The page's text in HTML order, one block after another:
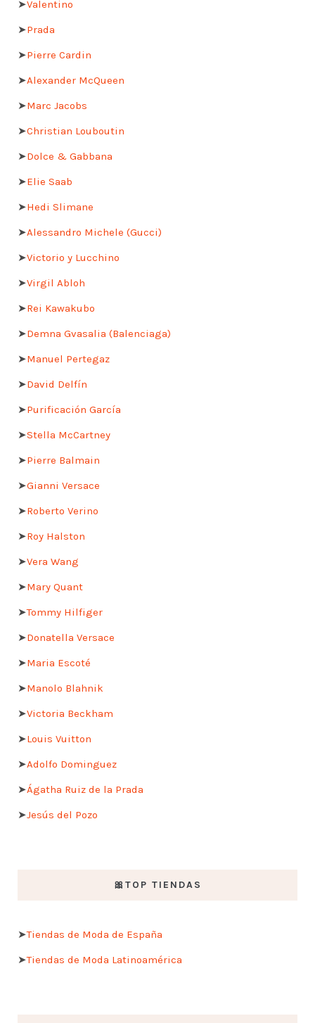
➤Valentino
➤Prada
➤Pierre Cardin
➤Alexander McQueen
➤Marc Jacobs
➤Christian Louboutin
➤Dolce & Gabbana
➤Elie Saab
➤Hedi Slimane
➤Alessandro Michele (Gucci)
➤Victorio y Lucchino
➤Virgil Abloh
➤Rei Kawakubo
➤Demna Gvasalia (Balenciaga)
➤Manuel Pertegaz
➤David Delfín
➤Purificación García
➤Stella McCartney
➤Pierre Balmain
➤Gianni Versace
➤Roberto Verino
➤Roy Halston
➤Vera Wang
➤Mary Quant
➤Tommy Hilfiger
➤Donatella Versace
➤Maria Escoté
➤Manolo Blahnik
➤Victoria Beckham
➤Louis Vuitton
➤Adolfo Dominguez
➤Ágatha Ruiz de la Prada
➤Jesús del Pozo
🎀TOP TIENDAS
➤Tiendas de Moda de España
➤Tiendas de Moda Latinoamérica